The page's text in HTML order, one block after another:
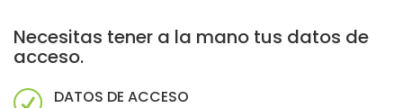
Necesitas tener a la mano tus datos de
acceso.
DATOS DE ACCESO